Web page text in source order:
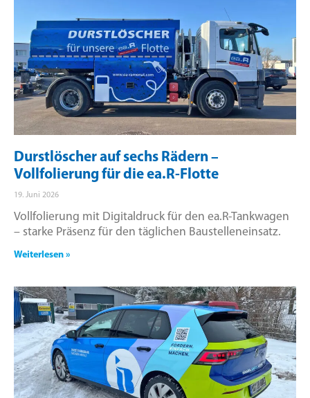
Durstlöscher auf sechs Rädern –
Vollfolierung für die ea.R-Flotte
19. Juni 2026
Vollfolierung mit Digitaldruck für den ea.R-Tankwagen
– starke Präsenz für den täglichen Baustelleneinsatz.
Weiterlesen »